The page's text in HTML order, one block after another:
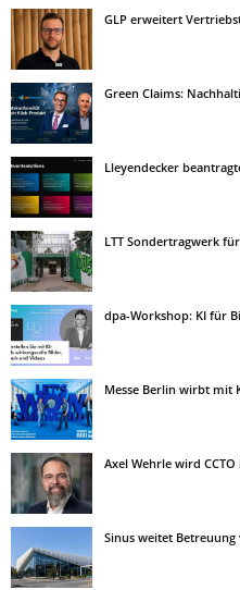
GLP erweitert
Green Claims:
Lleyendecker
LTT Sondertragwerk
dpa-Workshop: KI für
Messe Berlin wirbt mit
Axel Wehrle wird
Sinus weitet